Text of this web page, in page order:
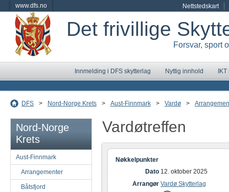
www.dfs.no Nettstedskart
Det frivillige
Forsvar, sport
Innmelding i DFS skytterlag Nyttig innhold
DFS > Nord-Norge Krets > Aust-Finnmark > Vardø >
Nord-Norge
Krets
Aust-Finnmark
Arrangementer
Båtsfjord
Vardøtreffen
Nøkkelpunkter
Dato 12. oktober 2025
Arrangør Vardø Skytterlag